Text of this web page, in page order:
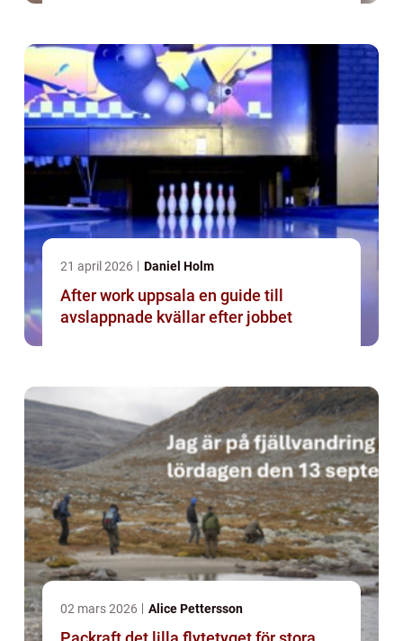
21 april 2026 Daniel Holm
After work uppsala en guide till
avslappnade kvällar efter jobbet
02 mars 2026 Alice Pettersson